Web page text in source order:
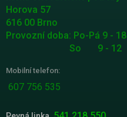
Horova 57
616 00 Brno
Provozní doba: Po-Pá 9 - 18
So 9 - 12
Mobilní telefon:
607 756 535